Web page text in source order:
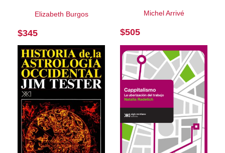
Elizabeth Burgos
$345
Michel Arrivé
$505